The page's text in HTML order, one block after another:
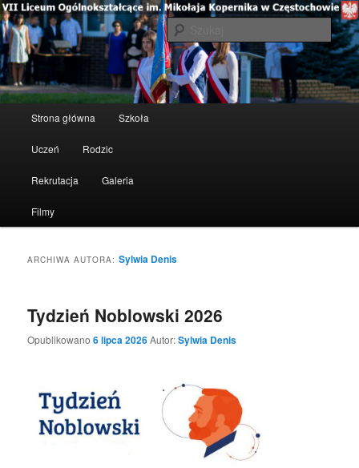
VII Liceum Ogólnokształcące im.
Mikołaja Kopernika w
Częstochowie
Przeskocz do tekstu
Przeskocz do widgetów
Strona główna Szkoła
Uczeń Rodzic
Rekrutacja Galeria
Filmy
ARCHIWA AUTORA:Sylwia Denis
Tydzień Noblowski 2026
Opublikowano6 lipca 2026Autor:Sylwia Denis